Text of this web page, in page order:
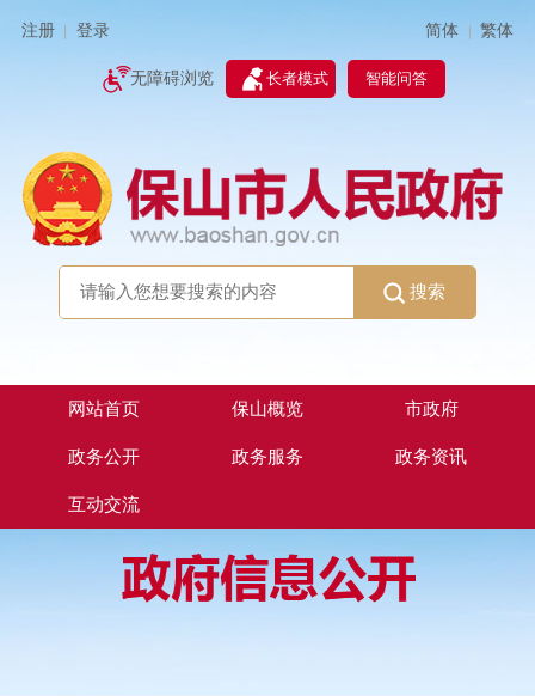
注册 登录 简体 | 繁体
无障碍浏览 长者模式 智能问答
搜索
网站首页 保山概览 市政府
政务公开 政务服务 政务资讯
互动交流